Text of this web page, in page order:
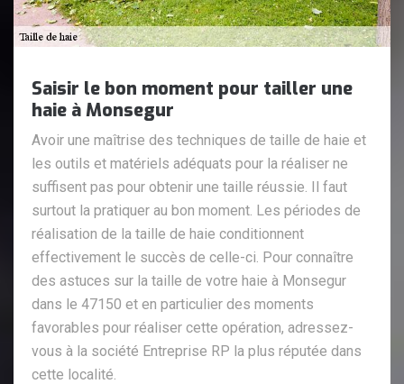
Saisir le bon moment pour tailler une
haie à Monsegur
Avoir une maîtrise des techniques de taille de haie et
les outils et matériels adéquats pour la réaliser ne
suffisent pas pour obtenir une taille réussie. Il faut
surtout la pratiquer au bon moment. Les périodes de
réalisation de la taille de haie conditionnent
effectivement le succès de celle-ci. Pour connaître
des astuces sur la taille de votre haie à Monsegur
dans le 47150 et en particulier des moments
favorables pour réaliser cette opération, adressez-
vous à la société Entreprise RP la plus réputée dans
cette localité.